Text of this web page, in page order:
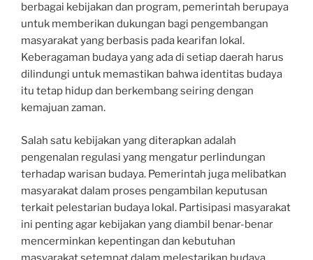
berbagai kebijakan dan program, pemerintah berupaya
untuk memberikan dukungan bagi pengembangan
masyarakat yang berbasis pada kearifan lokal.
Keberagaman budaya yang ada di setiap daerah harus
dilindungi untuk memastikan bahwa identitas budaya
itu tetap hidup dan berkembang seiring dengan
kemajuan zaman.
Salah satu kebijakan yang diterapkan adalah
pengenalan regulasi yang mengatur perlindungan
terhadap warisan budaya. Pemerintah juga melibatkan
masyarakat dalam proses pengambilan keputusan
terkait pelestarian budaya lokal. Partisipasi masyarakat
ini penting agar kebijakan yang diambil benar-benar
mencerminkan kepentingan dan kebutuhan